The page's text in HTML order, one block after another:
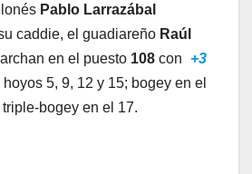
Pablo Larrazábal
caddie, el guadiareño Raúl
en el puesto 108 con
+3
5, 9, 12 y 15; bogey en el
bogey en el 17.